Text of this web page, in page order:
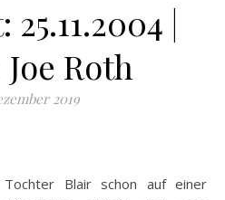
|
Roth
2019